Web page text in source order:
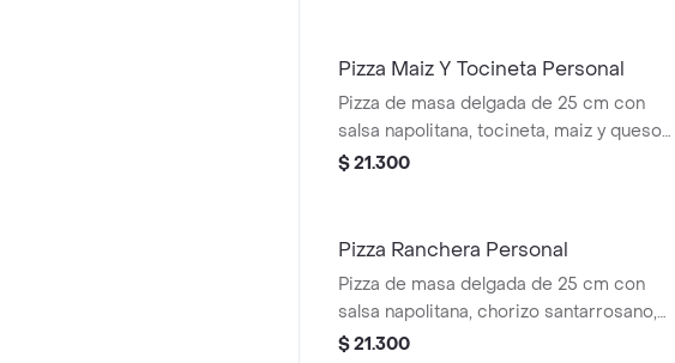
Pizza Maiz Y Tocineta Personal
Pizza de masa delgada de 25 cm con
salsa napolitana, tocineta, maiz y queso
mozzarella.
$ 21.300
Pizza Ranchera Personal
Pizza de masa delgada de 25 cm con
salsa napolitana, chorizo santarrosano,
jalapeños, nachos y queso mozzarella.
$ 21.300